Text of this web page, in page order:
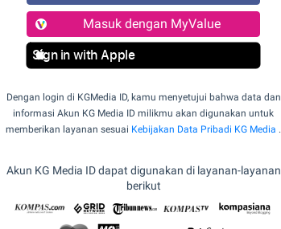
Masuk dengan MyValue
Sign in with Apple
Dengan login di KGMedia ID, kamu menyetujui bahwa data dan
informasi Akun KG Media ID milikmu akan digunakan untuk
memberikan layanan sesuai Kebijakan Data Pribadi KG Media .
Akun KG Media ID dapat digunakan di layanan-layanan
berikut